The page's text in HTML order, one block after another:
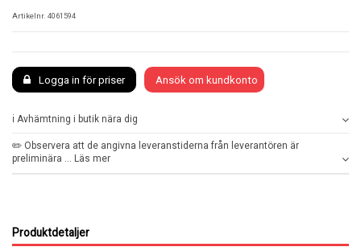
Artikelnr. 4061594
Logga in för priser Ansök om kundkonto
ℹ️ Avhämtning i butik nära dig
✏️ Observera att de angivna leveranstiderna från leverantören är
preliminära ... Läs mer
Produktdetaljer